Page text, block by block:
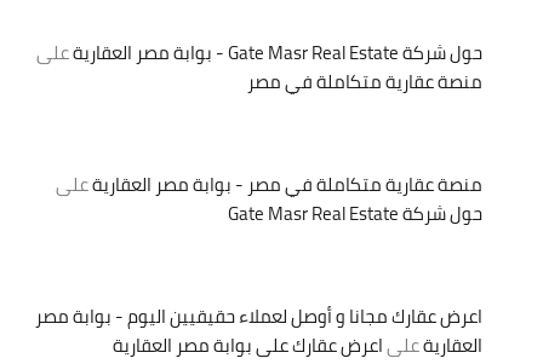
حول شركة Gate Masr Real Estate - بوابة مصر العقارية
على
منصة عقارية متكاملة في مصر
منصة عقارية متكاملة في مصر - بوابة مصر العقاريةعلى
حول شركة Gate Masr Real Estate
اعرض عقارك مجانا و أوصل لعملاء حقيقيين اليوم - بوابة مصر
العقاريةعلىاعرض عقارك على بوابة مصر العقارية